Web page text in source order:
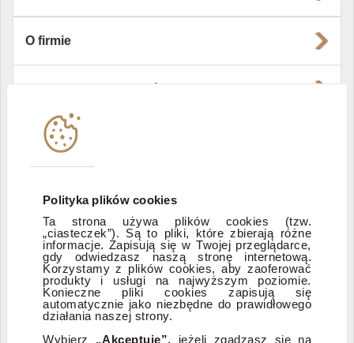
Polityka plików cookies
Ta strona używa plików cookies (tzw.
„ciasteczek”). Są to pliki, które zbierają różne
informacje. Zapisują się w Twojej przeglądarce,
gdy odwiedzasz naszą stronę internetową.
Korzystamy z plików cookies, aby zaoferować
produkty i usługi na najwyższym poziomie.
Konieczne pliki cookies zapisują się
automatycznie jako niezbędne do prawidłowego
działania naszej strony.
Wybierz „Akceptuję”, jeżeli zgadzasz się na
O firmie
Instytucje współpracujące
Zastrzeżenia prawne
ESG